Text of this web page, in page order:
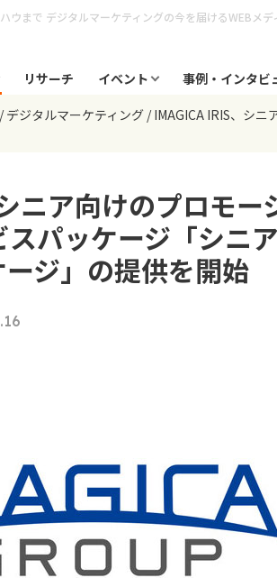
ウまで デジタルマーケティングの今を届けるWEBメデ
リサーチ イベント 事例・インタビ
デジタルマーケティング IMAGICA IRIS、シ
ニア向けのプロモー
パッケージ「シニ
ジ」の提供を開始